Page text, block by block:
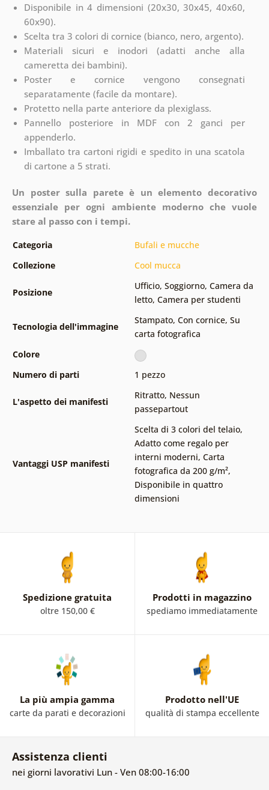
Disponibile in 4 dimensioni (20x30, 30x45, 40x60,
60x90).
Scelta tra 3 colori di cornice (bianco, nero, argento).
Materiali sicuri e inodori (adatti anche alla
cameretta dei bambini).
Poster e cornice vengono consegnati
separatamente (facile da montare).
Protetto nella parte anteriore da plexiglass.
Pannello posteriore in MDF con 2 ganci per
appenderlo.
Imballato tra cartoni rigidi e spedito in una scatola
di cartone a 5 strati.
Un poster sulla parete è un elemento decorativo
essenziale per ogni ambiente moderno che vuole
stare al passo con i tempi.
Categoria
Bufali e mucche
Collezione
Cool mucca
Posizione
Ufficio, Soggiorno, Camera da
letto, Camera per studenti
Tecnologia dell'immagine
Stampato, Con cornice, Su
carta fotografica
Colore
Numero di parti
1 pezzo
L'aspetto dei manifesti
Ritratto, Nessun
passepartout
Vantaggi USP manifesti
Scelta di 3 colori del telaio,
Adatto come regalo per
interni moderni, Carta
fotografica da 200 g/m²,
Disponibile in quattro
dimensioni
Spedizione gratuita
oltre 150,00 €
Prodotti in magazzino
spediamo immediatamente
La più ampia gamma
carte da parati e decorazioni
Prodotto nell'UE
qualità di stampa eccellente
Assistenza clienti
nei giorni lavorativi Lun - Ven 08:00-16:00